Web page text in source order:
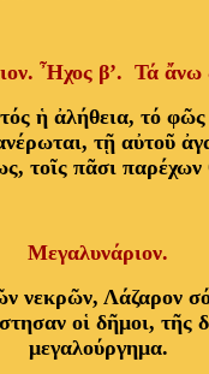
Ἦχος β’. Τά ἄνω
ἡ ἀλήθεια, τό
τῇ αὐτοῦ
τοῖς πᾶσι παρέχων
Μεγαλυνάριον.
νεκρῶν, Λάζαρον
οἱ δῆμοι,
μεγαλούργημα.